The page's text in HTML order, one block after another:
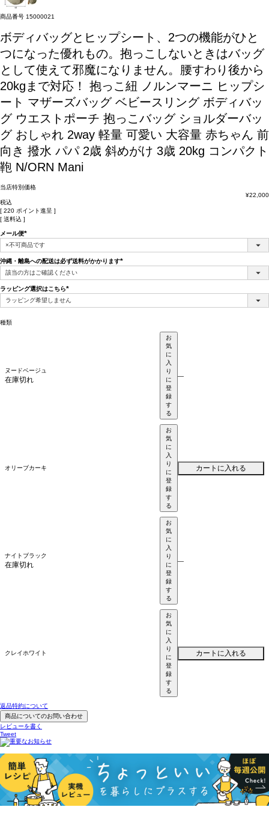
商品番号 15000021
ボディバッグとヒップシート、2つの機能がひと
つになった優れもの。抱っこしないときはバッグ
として使えて邪魔になりません。腰すわり後から
20kgまで対応！
抱っこ紐 ノルンマーニ ヒップシ
ート マザーズバッグ ベビースリング ボディバッ
グ ウエストポーチ 抱っこバッグ ショルダーバッ
グ おしゃれ 2way 軽量 可愛い 大容量 赤ちゃん 前
向き 撥水 パパ 2歳 斜めがけ 3歳 20kg コンパクト
鞄 N/ORN Mani
当店特別価格
¥22,000
税込
[ 220 ポイント進呈 ]
送料込
メール便
(必
須)
沖縄・離島への配送は必ず送料がかかります
ラッピング選択はこちら
(必
種類
ヌードベージュ
在庫切れ
お
気
に
入
り
に
登
録
す
る
—
オリーブカーキ
お
気
に
入
り
に
登
録
す
る
カートに入れる
ナイトブラック
在庫切れ
お
気
に
入
り
に
登
録
す
る
—
クレイホワイト
お
気
に
入
り
に
登
録
す
る
カートに入れる
返品特約について
商品についてのお問い合わせ
レビューを書く
Tweet